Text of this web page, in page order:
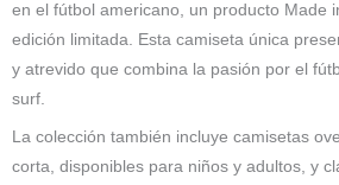
en el fútbol americano, un producto Made
edición limitada. Esta camiseta única
y atrevido que combina la pasión por el
surf.
La colección también incluye camisetas
corta, disponibles para niños y adultos, y